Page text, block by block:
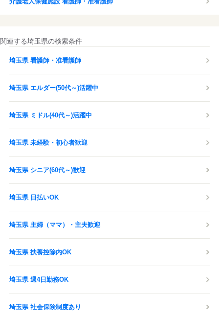
関連する埼玉県の検索条件
埼玉県 看護師・准看護師
埼玉県 エルダー(50代～)活躍中
埼玉県 ミドル(40代～)活躍中
埼玉県 未経験・初心者歓迎
埼玉県 シニア(60代～)歓迎
埼玉県 日払いOK
埼玉県 主婦（ママ）・主夫歓迎
埼玉県 扶養控除内OK
埼玉県 週4日勤務OK
埼玉県 社会保険制度あり